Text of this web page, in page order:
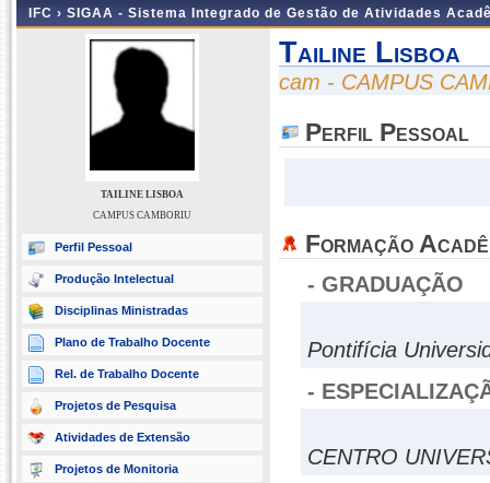
IFC › SIGAA - Sistema Integrado de Gestão de Atividades
TAILINE LISBOA
CAMPUS CAMBORIU
Perfil Pessoal
Produção Intelectual
Disciplinas Ministradas
Plano de Trabalho Docente
Rel. de Trabalho Docente
Projetos de Pesquisa
Atividades de Extensão
Projetos de Monitoria
Tailine Lisboa
cam - CAMPUS
Perfil Pessoal
Formação
- GRADUAÇÃO
Pontifícia
-
CENTRO